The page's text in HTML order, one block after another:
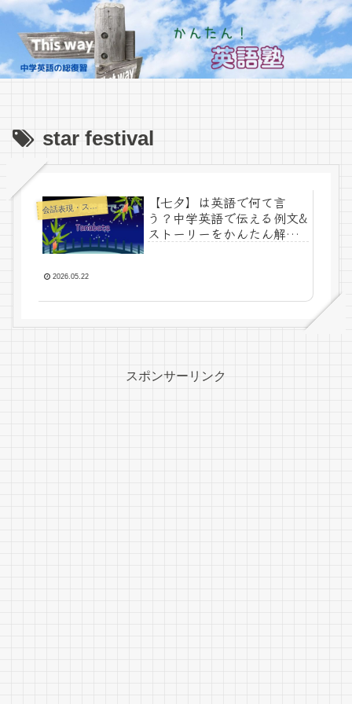
star festival
会話表現・スラング・ことわざ
【七夕】は英語で何て言
う？中学英語で伝える例文&
ストーリーをかんたん解
2026.05.22
スポンサーリンク